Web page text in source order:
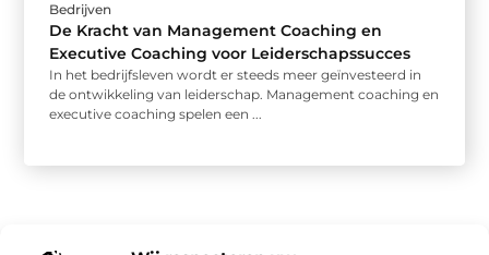
Bedrijven
De Kracht van Management Coaching en
Executive Coaching voor Leiderschapssucces
In het bedrijfsleven wordt er steeds meer geïnvesteerd in
de ontwikkeling van leiderschap. Management coaching en
executive coaching spelen een ...